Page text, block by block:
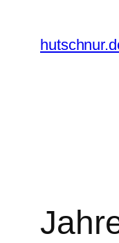
Inhalt
springen